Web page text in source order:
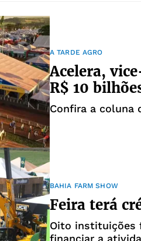
A TARDE AGRO
Acelera,
R$ 10
Confira a coluna
BAHIA FARM SHOW
Feira terá
Oito instituições
financiar a